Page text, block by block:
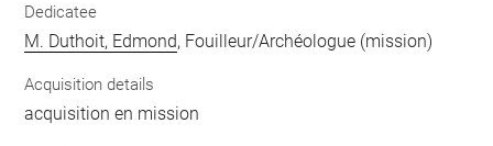
Dedicatee
M. Duthoit, Edmond, Fouilleur/Archéologue (mission)
Acquisition details
acquisition en mission